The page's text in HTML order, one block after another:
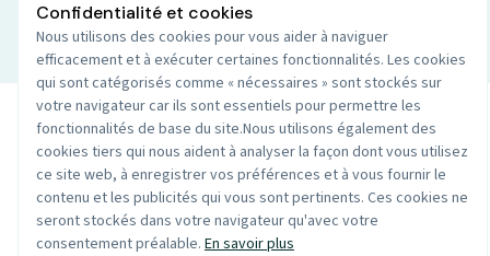
Confidentialité et cookies
Nous utilisons des cookies pour vous aider à naviguer
efficacement et à exécuter certaines fonctionnalités. Les cookies
qui sont catégorisés comme « nécessaires » sont stockés sur
votre navigateur car ils sont essentiels pour permettre les
fonctionnalités de base du site.Nous utilisons également des
cookies tiers qui nous aident à analyser la façon dont vous utilisez
ce site web, à enregistrer vos préférences et à vous fournir le
contenu et les publicités qui vous sont pertinents. Ces cookies ne
seront stockés dans votre navigateur qu'avec votre
consentement préalable. En savoir plus
© 2026 Audio du centre. Tout droits réservés. Site par
Wenoble